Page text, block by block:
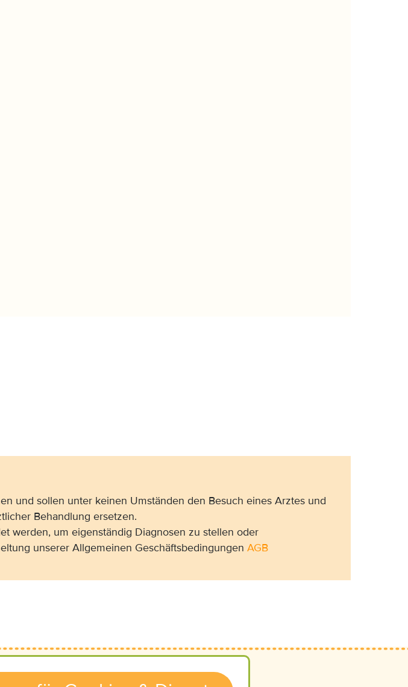
und sollen unter keinen Umständen den Besuch eines Arztes und
Behandlung ersetzen.
werden, um eigenständig Diagnosen zu stellen oder
unserer Allgemeinen Geschäftsbedingungen AGB